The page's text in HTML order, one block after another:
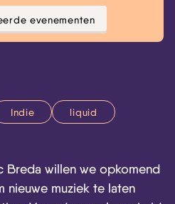
evenementen
Indie liquid
Breda willen we opkomend
nieuwe muziek te laten